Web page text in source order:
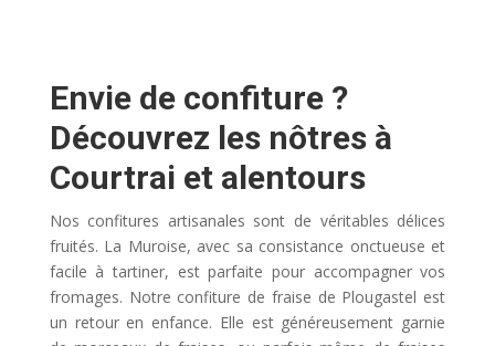
Envie de confiture ?
Découvrez les nôtres à
Courtrai et alentours
Nos confitures artisanales sont de véritables délices
fruités. La Muroise, avec sa consistance onctueuse et
facile à tartiner, est parfaite pour accompagner vos
fromages. Notre confiture de fraise de Plougastel est
un retour en enfance. Elle est généreusement garnie